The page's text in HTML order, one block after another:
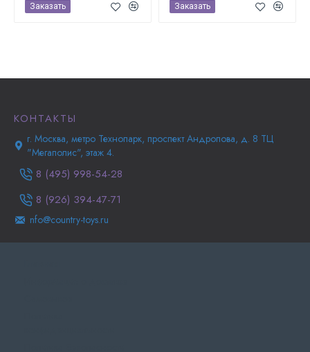
Заказать Заказать
КОНТАКТЫ
г. Москва, метро Технопарк, проспект Андропова, д. 8 ТЦ
"Мегаполис", этаж 4.
8 (495) 998-54-28
8 (926) 394-47-71
nfo@country-toys.ru